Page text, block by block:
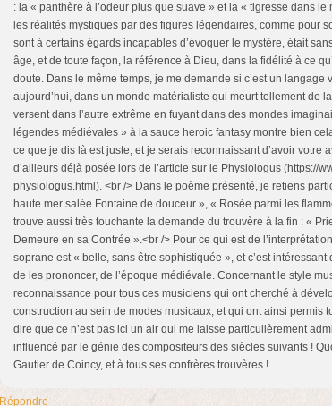
: la « panthère à l’odeur plus que suave » et la « tigresse dans
les réalités mystiques par des figures légendaires, comme pour
sont à certains égards incapables d’évoquer le mystère, était
âge, et de toute façon, la référence à Dieu, dans la fidélité à ce
doute. Dans le même temps, je me demande si c’est un langage
aujourd’hui, dans un monde matérialiste qui meurt tellement de
versent dans l’autre extrême en fuyant dans des mondes
légendes médiévales » à la sauce heroic fantasy montre bien
ce que je dis là est juste, et je serais reconnaissant d’avoir votre
d’ailleurs déjà posée lors de l’article sur le Physiologus (https://
physiologus.html). <br /> Dans le poème présenté, je retiens
haute mer salée Fontaine de douceur », « Rosée parmi les
trouve aussi très touchante la demande du trouvère à la fin : «
Demeure en sa Contrée ».<br /> Pour ce qui est de
soprane est « belle, sans être sophistiquée », et c’est intéressant
de les prononcer, de l’époque médiévale. Concernant le style
reconnaissance pour tous ces musiciens qui ont cherché à
construction au sein de modes musicaux, et qui ont ainsi permis
dire que ce n’est pas ici un air qui me laisse particulièrement
influencé par le génie des compositeurs des siècles suivants !
Gautier de Coincy, et à tous ses confrères trouvères !
Répondre